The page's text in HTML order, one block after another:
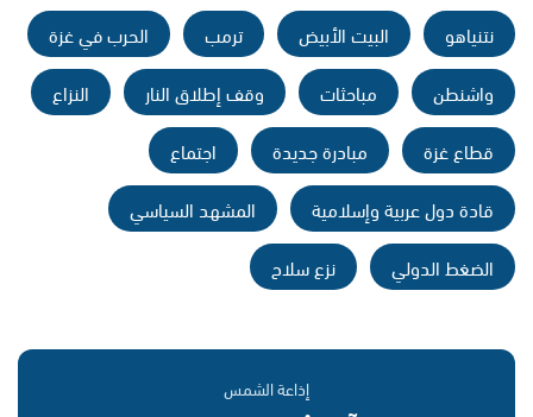
نتنياهو البيت الأبيض ترمب
الحرب في غزة
واشنطن
مباحثات وقف إطلاق النار
النزاع
قطاع غزة
مبادرة جديدة
اجتماع
قادة دول عربية وإسلامية
المشهد السياسي
الضغط الدولي
نزع سلاح
إذاعة الشمس